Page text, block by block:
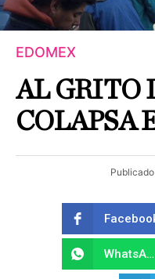
EDOMEX
AL GRITO
COLAPSA
Publicado
WhatsApp